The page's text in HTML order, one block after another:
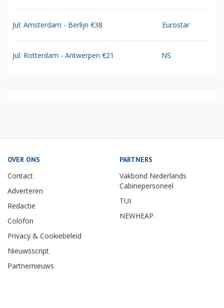
Jul: Amsterdam - Berlijn €38 Eurostar
Jul: Rotterdam - Antwerpen €21 NS
OVER ONS
Contact
Adverteren
Redactie
Colofon
Privacy & Cookiebeleid
Nieuwsscript
Partnernieuws
PARTNERS
Vakbond Nederlands
Cabinepersoneel
TUI
NEWHEAP